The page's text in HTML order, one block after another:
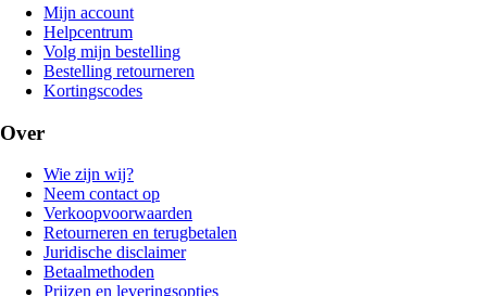
Mijn account
Helpcentrum
Volg mijn bestelling
Bestelling retourneren
Kortingscodes
Over
Wie zijn wij?
Neem contact op
Verkoopvoorwaarden
Retourneren en terugbetalen
Juridische disclaimer
Betaalmethoden
Prijzen en leveringsopties